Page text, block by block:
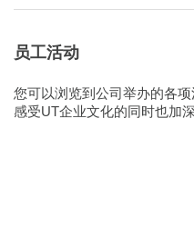
员工活动
您可以浏览到公司举办的各
感受UT企业文化的同时也加